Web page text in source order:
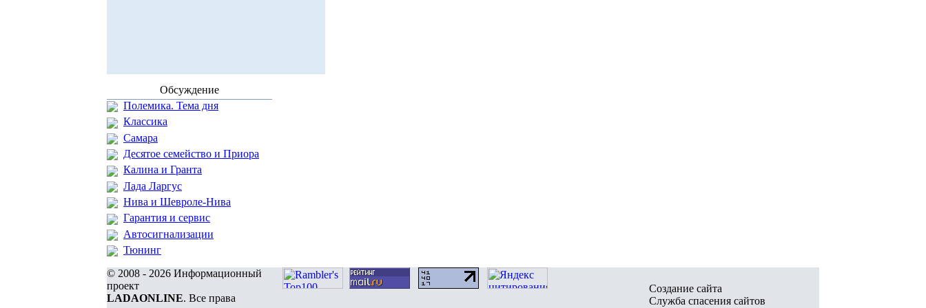
Обсуждение
Полемика. Тема дня
Классика
Самара
Десятое семейство и Приора
Калина и Гранта
Лада Ларгус
Нива и Шевроле-Нива
Гарантия и сервис
Автосигнализации
Тюнинг
© 2008 - 2026 Информационный
проект
LADAONLINE. Все права
Создание сайта
Служба спасения сайтов